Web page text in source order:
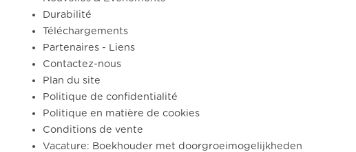
Durabilité
Téléchargements
Partenaires - Liens
Contactez-nous
Plan du site
Politique de confidentialité
Politique en matière de cookies
Conditions de vente
Vacature: Boekhouder met doorgroeimogelijkheden